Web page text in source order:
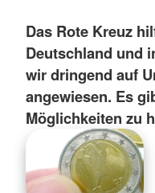
Das Rote Kreuz
Deutschland und
wir dringend auf
angewiesen. Es
Möglichkeiten zu